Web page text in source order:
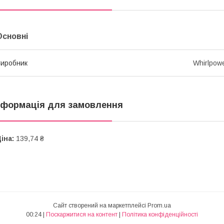
для замовлення
139,74 ₴
Сайт створений на маркетплейсі Prom.ua
Поскаржитися на контент Політика конфіденційності